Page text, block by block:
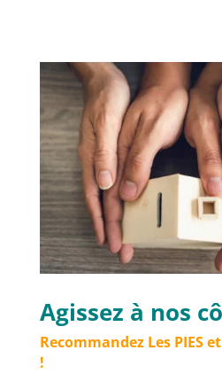
Agissez à nos
Recommandez Les PIES
!